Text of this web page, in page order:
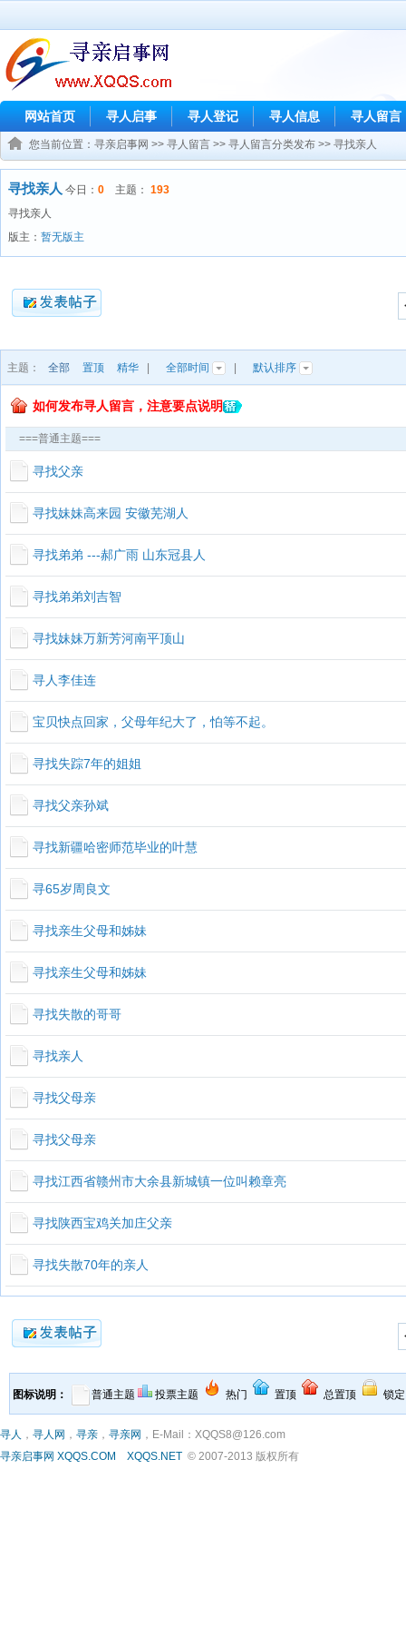
网站首页 寻人启事 寻人登记 寻人信息 寻人留言
您当前位置： 寻亲启事网 >> 寻人留言 >> 寻人留言分类发布 >> 寻找亲人
寻找亲人 今日： 0 主题： 193
寻找亲人
版主： 暂无版主
主题： 全部 置顶 精华 全部时间 默认排序
如何发布寻人留言，注意要点说明
===普通主题===
寻找父亲
寻找妹妹高来园 安徽芜湖人
寻找弟弟 ---郝广雨 山东冠县人
寻找弟弟刘吉智
寻找妹妹万新芳河南平顶山
寻人李佳连
宝贝快点回家，父母年纪大了，怕等不起。
寻找失踪7年的姐姐
寻找父亲孙斌
寻找新疆哈密师范毕业的叶慧
寻65岁周良文
寻找亲生父母和姊妹
寻找亲生父母和姊妹
寻找失散的哥哥
寻找亲人
寻找父母亲
寻找父母亲
寻找江西省赣州市大余县新城镇一位叫赖章亮
寻找陕西宝鸡关加庄父亲
寻找失散70年的亲人
图标说明： 普通主题 投票主题 热门 置顶 总置顶 锁定
寻人 ， 寻人网 ， 寻亲 ， 寻亲网 ，E-Mail：XQQS8@126.com
寻亲启事网 XQQS.COM XQQS.NET © 2007-2013 版权所有